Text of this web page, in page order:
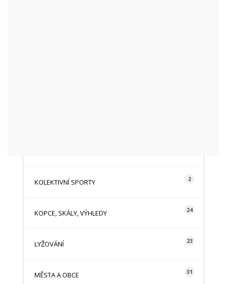
KOLEKTIVNÍ SPORTY 2
KOPCE, SKÁLY, VÝHLEDY 24
LYŽOVÁNÍ 23
MĚSTA A OBCE 31